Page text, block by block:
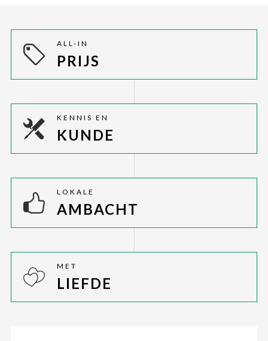
ALL-IN
PRIJS
KENNIS EN
KUNDE
LOKALE
AMBACHT
MET
LIEFDE